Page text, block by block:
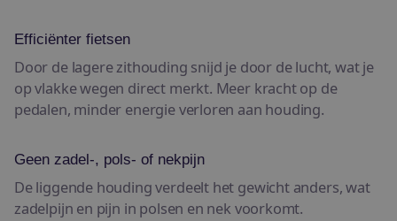
Efficiënter fietsen
Door de lagere zithouding snijd je door de lucht, wat je
op vlakke wegen direct merkt. Meer kracht op de
pedalen, minder energie verloren aan houding.
Geen zadel-, pols- of nekpijn
De liggende houding verdeelt het gewicht anders, wat
zadelpijn en pijn in polsen en nek voorkomt.